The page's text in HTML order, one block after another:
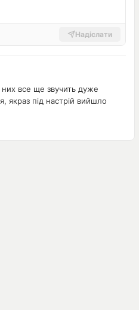
Надіслати
них все ще звучить дуже
якраз під настрій вийшло